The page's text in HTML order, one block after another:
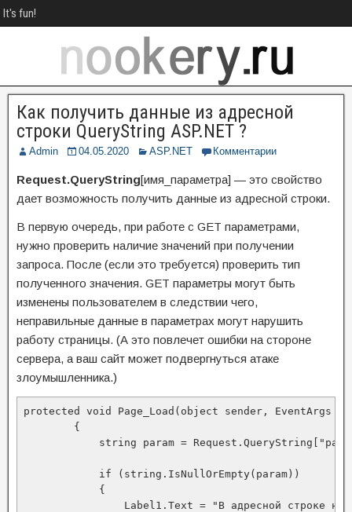
It's fun!
Как получить данные из адресной
строки QueryString ASP.NET ?
Admin 04.05.2020 ASP.NET Комментарии
Request.QueryString[имя_параметра] — это свойство
дает возможность получить данные из адресной строки.
В первую очередь, при работе с GET параметрами,
нужно проверить наличие значений при получении
запроса. После (если это требуется) проверить тип
полученного значения. GET параметры могут быть
изменены пользователем в следствии чего,
неправильные данные в параметрах могут нарушить
работу страницы. (А это повлечет ошибки на стороне
сервера, а ваш сайт может подвергнуться атаке
злоумышленника.)
protected void Page_Load(object sender, EventArgs e)
        {
string param =
            if (string.IsNullOrEmpty(param))
            {
Label1.Text = "В адресной строке